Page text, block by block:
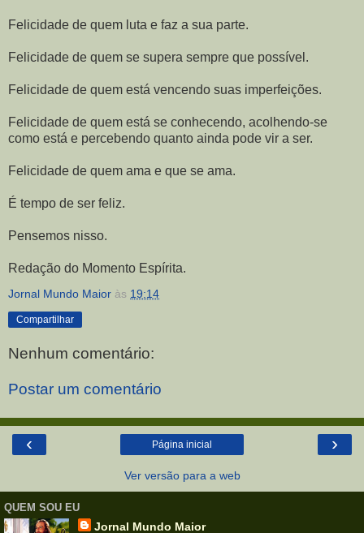
Felicidade de quem luta e faz a sua parte.
Felicidade de quem se supera sempre que possível.
Felicidade de quem está vencendo suas imperfeições.
Felicidade de quem está se conhecendo, acolhendo-se
como está e percebendo quanto ainda pode vir a ser.
Felicidade de quem ama e que se ama.
É tempo de ser feliz.
Pensemos nisso.
Redação do Momento Espírita.
Jornal Mundo Maior às 19:14
Compartilhar
Nenhum comentário:
Postar um comentário
‹ ›
Página inicial
Ver versão para a web
QUEM SOU EU
Jornal Mundo Maior